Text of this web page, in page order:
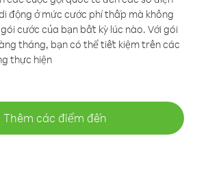
động ở mức cước phí thấp mà không
cước của bạn bất kỳ lúc nào. Với gói
tháng, bạn có thể tiết kiệm trên các
thực hiện
Thêm các điểm đến